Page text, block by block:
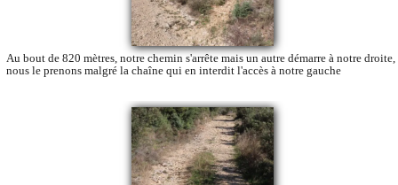
Au bout de 820 mètres, notre chemin s'arrête mais un autre démarre à notre droite,
nous le prenons malgré la chaîne qui en interdit l'accès à notre gauche